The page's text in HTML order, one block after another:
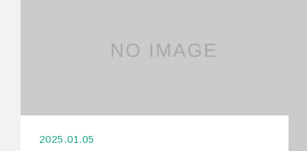
2025.01.05